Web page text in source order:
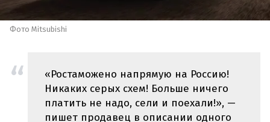
Фото Mitsubishi
«Ростаможено напрямую на Россию!
Никаких серых схем! Больше ничего
платить не надо, сели и поехали!», —
пишет продавец в описании одного